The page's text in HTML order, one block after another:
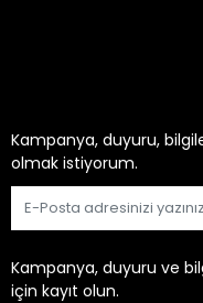
Kampanya, duyuru,
olmak istiyorum.
Kampanya, duyuru ve
için kayıt olun.